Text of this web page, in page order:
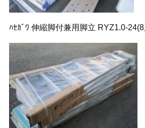
ﾊｾｶﾞﾜ 伸縮脚付兼用脚立 RYZ1.0-24(8